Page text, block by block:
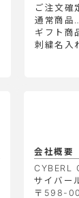
ご注文確
通常商品
ギフト商
刺繍名入
会社概要
CYBERL
サイバー
〒598-